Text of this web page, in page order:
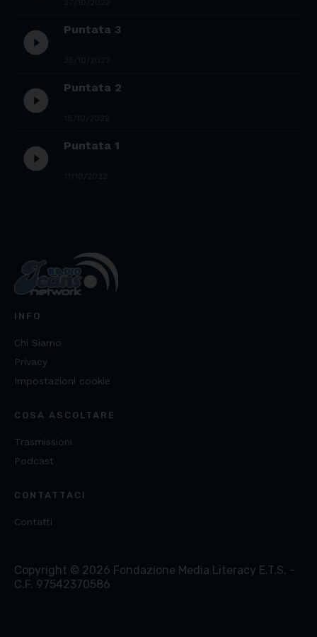
play_circle_filled Puntata 3
play_circle_filled Puntata 2
play_circle_filled Puntata 1
INFO
Chi Siamo
Privacy
Impostazioni cookie
COSA ASCOLTARE
Trasmissioni
Podcast
CONTATTACI
Contatti
Copyright © 2026 Fondazione Media Literacy E.T.S. -
C.F. 97542370586